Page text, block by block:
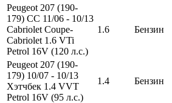
Peugeot 207 (190-
179) CC 11/06 - 10/13
Cabriolet Coupe-
Cabriolet 1.6 VTi
Petrol 16V (120 л.с.)
1.6 Бензин
Peugeot 207 (190-
179) 10/07 - 10/13
Хэтчбек 1.4 VVT
Petrol 16V (95 л.с.)
1.4 Бензин